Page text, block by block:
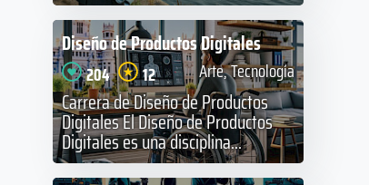
Diseño de Productos Digitales
204 12 Arte, Tecnología
Carrera de Diseño de Productos
Digitales El Diseño de Productos
Digitales es una disciplina...